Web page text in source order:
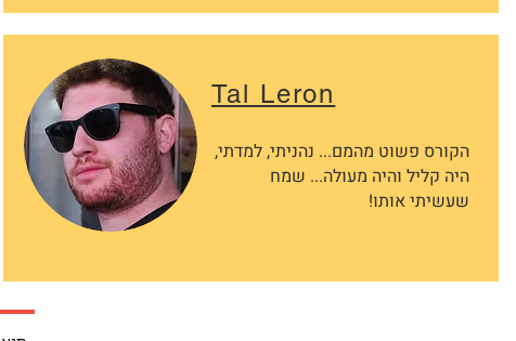
Tal Leron
הקורס פשוט מהמם... נהניתי, למדתי,
היה קליל והיה מעולה... שמח
שעשיתי אותו!